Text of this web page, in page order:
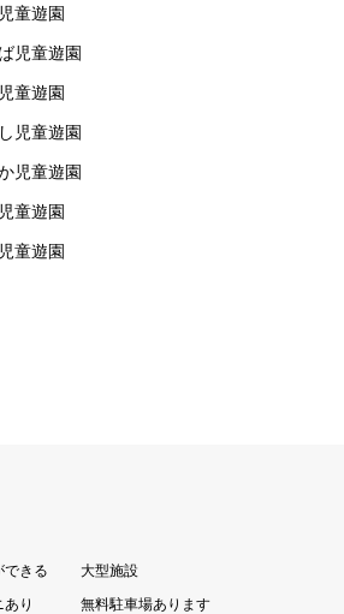
童遊園
児童遊園
童遊園
児童遊園
児童遊園
童遊園
童遊園
できる
大型施設
り 無料駐車場あります